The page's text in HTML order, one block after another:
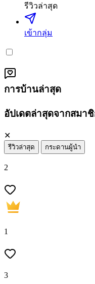
รีวิวล่าสุด
เข้ากลุ่ม
การบ้านล่าสุด
อัปเดตล่าสุดจากสมา
✕
รีวิวล่าสุด กระดานผู้นำ
2
1
3